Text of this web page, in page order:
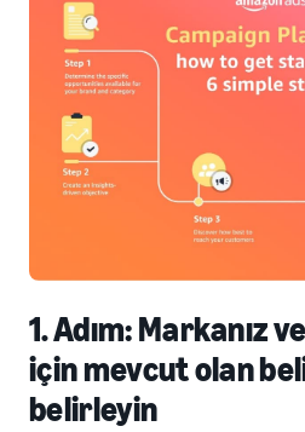
1. Adım: Markanız
için mevcut olan
belirleyin